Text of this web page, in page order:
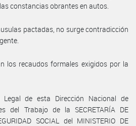
constancias obrantes en autos.
pactadas, no surge contradicción
los recaudos formales exigidos por la
Legal de esta Dirección Nacional de
del Trabajo de la SECRETARÍA DE
SOCIAL del MINISTERIO DE